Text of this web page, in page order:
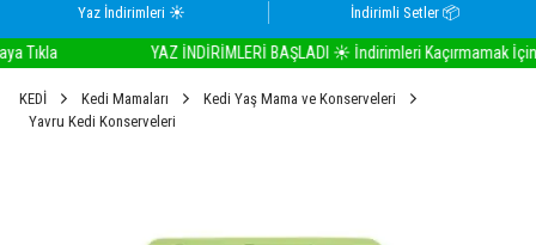
Yaz İndirimleri ☀️ İndirimli Setler 📦
YAZ İNDİRİMLERİ BAŞLADI ☀️ İndirimleri Kaçırmamak İçin
KEDİ Kedi Mamaları
Kedi Yaş Mama ve Konserveleri
Yavru Kedi Konserveleri